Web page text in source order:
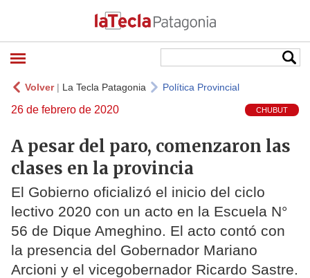
Volver| La Tecla Patagonia Política Provincial
26 de febrero de 2020 CHUBUT
A pesar del paro, comenzaron las
clases en la provincia
El Gobierno oficializó el inicio del ciclo
lectivo 2020 con un acto en la Escuela N°
56 de Dique Ameghino. El acto contó con
la presencia del Gobernador Mariano
Arcioni y el vicegobernador Ricardo Sastre.